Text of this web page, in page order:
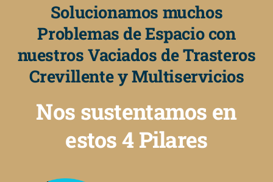
Solucionamos muchos
Problemas de Espacio con
nuestros Vaciados de Trasteros
Crevillente y Multiservicios
Nos sustentamos en
estos 4 Pilares